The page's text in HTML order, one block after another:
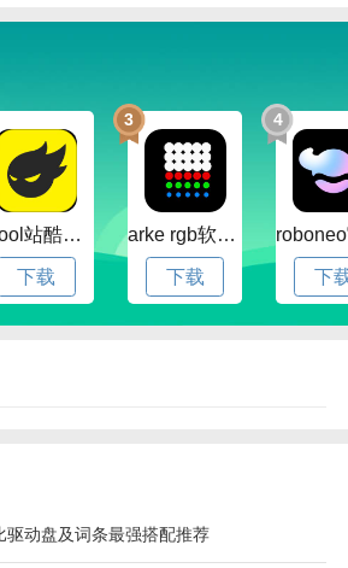
手游简介
游戏的特色，经典四大初始职业，
着多种多样的玩法，副本、PVP、
作格斗游戏的精髓体现的淋漓精
袭端游的整体特色，通过手指操控
验。
长
zcool站酷官方版下载v5.15.0 安卓最新版本
下载
3
arke rgb软件下载v20.0 安卓版
下载
4
下
驱动盘及词条最强搭配推荐